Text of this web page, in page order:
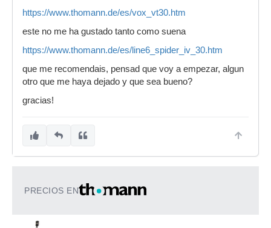
https://www.thomann.de/es/vox_vt30.htm
este no me ha gustado tanto como suena
https://www.thomann.de/es/line6_spider_iv_30.htm
que me recomendais, pensad que voy a empezar, algun
otro que me haya dejado y que sea bueno?
gracias!
PRECIOS EN